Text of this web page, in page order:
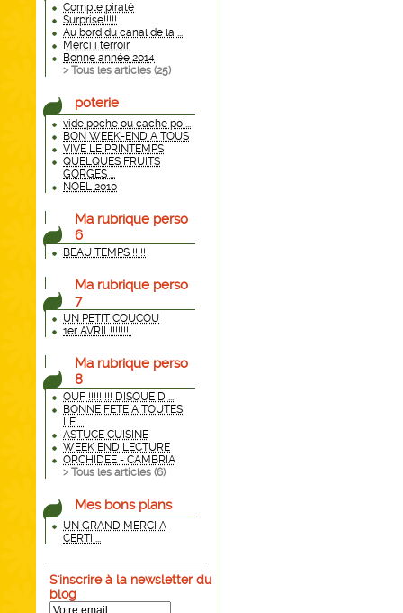
Compte piraté
Surprise!!!!!
Au bord du canal de la ...
Merci i terroir
Bonne année 2014
> Tous les articles (25)
poterie
vide poche ou cache po ...
BON WEEK-END A TOUS
VIVE LE PRINTEMPS
QUELQUES FRUITS
GORGES ...
NOEL 2010
Ma rubrique perso
6
BEAU TEMPS !!!!!
Ma rubrique perso
7
UN PETIT COUCOU
1er AVRIL!!!!!!!!
Ma rubrique perso
8
OUF !!!!!!!!! DISQUE D ...
BONNE FETE A TOUTES
LE ...
ASTUCE CUISINE
WEEK END LECTURE
ORCHIDEE - CAMBRIA
> Tous les articles (6)
Mes bons plans
UN GRAND MERCI A
CERTI ...
S'inscrire à la newsletter du
blog